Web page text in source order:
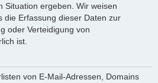
Situation ergeben. Wir weisen
die Erfassung dieser Daten zur
oder Verteidigung von
ist.
von E-Mail-Adressen, Domains